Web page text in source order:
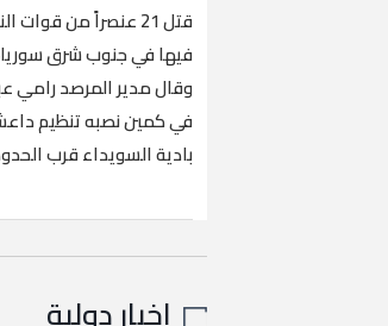
قتل 21 عنصراً من
فيها في جنوب شرق
في كمين نصبه تنظيم
بادية السويداء قرب
اخبار دولية